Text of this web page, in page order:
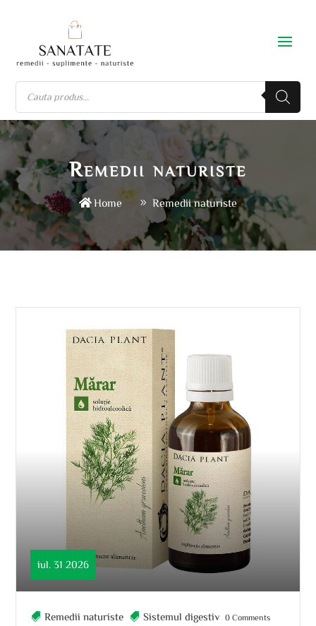
Remedii naturiste
Home Remedii naturiste
iul. 31 2026
Remedii naturiste Sistemul digestiv 0 Comments